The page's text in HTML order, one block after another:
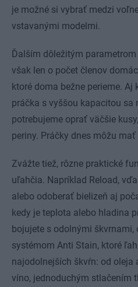
je možné si vybrať medzi
vstavanými modelmi.
Ďalším dôležitým
však len o počet členov
ktoré doma bežne perieme.
práčka s vyššou kapacitou sa
potrebujeme oprať väčšie
periny. Práčky dnes môžu
Zvážte tiež, rôzne praktické
uľahčia. Napríklad Reload,
alebo odoberať bielizeň aj
kedy je teplota alebo hladina
bojujete s odolnými škvrnami,
systémom Anti Stain, ktoré
najodolnejších škvŕn: od oleja
víno, jednoduchým stlačením